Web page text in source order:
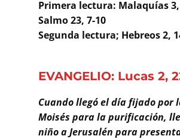
Familia Menesiana
Pastoral Vocacional
Buscar
Primera lectura: Malaquías 3,
Salmo 23, 7-10
Segunda lectura; Hebreos 2,
EVANGELIO: Lucas 2,
Cuando llegó el día fijado por
Moisés para la purificación,
niño a Jerusalén para